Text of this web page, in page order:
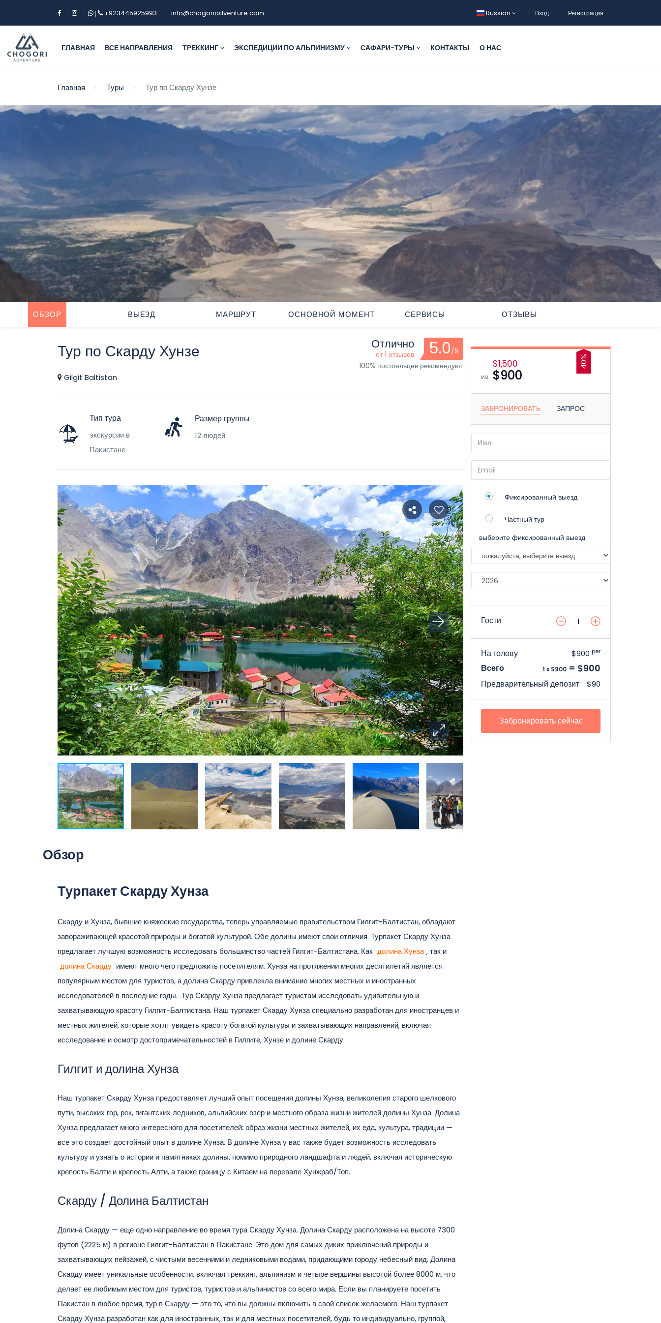
| +923445925993 info@chogoriadventure.com Russian Вход Регистрация
ГЛАВНАЯ ВСЕ НАПРАВЛЕНИЯ ТРЕККИНГ ЭКСПЕДИЦИИ ПО АЛЬПИНИЗМУ САФАРИ-ТУРЫ КОНТАКТЫ О НАС
Главная Туры Тур по Скарду Хунзе
ОБЗОР ВЫЕЗД МАРШРУТ ОСНОВНОЙ МОМЕНТ СЕРВИСЫ ОТЗЫВЫ
Тур по Скарду Хунзе
Gilgit Baltistan
Отлично
от 1 отзывов 5.0/5
100% постояльцев рекомендуют
Тип тура
экскурсии в
Пакистане
Размер группы
12 людей
Обзор
Турпакет Скарду Хунза
Скарду и Хунза, бывшие княжеские государства, теперь управляемые правительством Гилгит-Балтистан, обладают
завораживающей красотой природы и богатой культурой. Обе долины имеют свои отличия. Турпакет Скарду Хунза
предлагает лучшую возможность исследовать большинство частей Гилгит-Балтистана. Как долина Хунза , так и
долина Скарду имеют много чего предложить посетителям. Хунза на протяжении многих десятилетий является
популярным местом для туристов, а долина Скарду привлекла внимание многих местных и иностранных
исследователей в последние годы. Тур Скарду Хунза предлагает туристам исследовать удивительную и
захватывающую красоту Гилгит-Балтистана. Наш турпакет Скарду Хунза специально разработан для иностранцев и
местных жителей, которые хотят увидеть красоту богатой культуры и захватывающих направлений, включая
исследование и осмотр достопримечательностей в Гилгите, Хунзе и долине Скарду.
Гилгит и долина Хунза
Наш турпакет Скарду Хунза предоставляет лучший опыт посещения долины Хунза, великолепия старого шелкового
пути, высоких гор, рек, гигантских ледников, альпийских озер и местного образа жизни жителей долины Хунза. Долина
Хунза предлагает много интересного для посетителей: образ жизни местных жителей, их еда, культура, традиции —
все это создает достойный опыт в долине Хунза. В долине Хунза у вас также будет возможность исследовать
культуру и узнать о истории и памятниках долины, помимо природного ландшафта и людей, включая историческую
крепость Балти и крепость Алти, а также границу с Китаем на перевале Хунжраб/Топ.
Скарду / Долина Балтистан
Долина Скарду — еще одно направление во время тура Скарду Хунза. Долина Скарду расположена на высоте 7300
футов (2225 м) в регионе Гилгит-Балтистан в Пакистане. Это дом для самых диких приключений природы и
захватывающих пейзажей, с чистыми весенними и ледниковыми водами, придающими городу небесный вид. Долина
Скарду имеет уникальные особенности, включая треккинг, альпинизм и четыре вершины высотой более 8000 м, что
делает ее любимым местом для туристов, туристов и альпинистов со всего мира. Если вы планируете посетить
Пакистан в любое время, тур в Скарду — это то, что вы должны включить в свой список желаемого. Наш турпакет
Скарду Хунза разработан как для иностранных, так и для местных посетителей, будь то индивидуально, группой,
40%
из
$1,500
$900
ЗАБРОНИРОВАТЬ ЗАПРОС
Фиксированный выезд
Частный тур
выберите фиксированный выезд
Гости
На голову $900 per
Всего 1 x $900 = $900
Предварительный депозит $90
Забронировать сейчас